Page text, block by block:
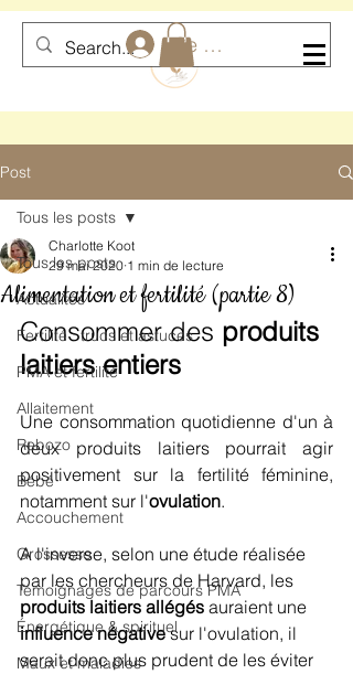
Se connecter
Post
Tous les posts
Actualités
Fertilité : trucs et astuces
PMA et fertilité
Allaitement
Rebozo
Bébé
Accouchement
Grossesse
Témoignages de parcours PMA
Énergétique & spirituel
Maux et maladies
Tous les posts
Alimentation et fertilité (partie 8)
Charlotte Koot
29 mai 2020 1 min de lecture
Consommer des produits
laitiers entiers
Une consommation quotidienne d'un à
deux produits laitiers pourrait agir
positivement sur la fertilité féminine,
notamment sur l'ovulation.
A l'inverse, selon une étude réalisée
par les chercheurs de Harvard, les
produits laitiers allégés auraient une
influence négative sur l'ovulation, il
serait donc plus prudent de les éviter